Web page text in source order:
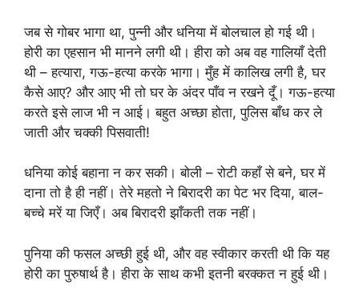
जब से गोबर भागा था, पुन्नी और धनिया में बोलचाल हो गई थी।
होरी का एहसान भी मानने लगी थी। हीरा को अब वह गालियाँ देती
थी – हत्यारा, गऊ-हत्या करके भागा। मुँह में कालिख लगी है, घर
कैसे आए? और आए भी तो घर के अंदर पाँव न रखने दूँ। गऊ-हत्या
करते इसे लाज भी न आई। बहुत अच्छा होता, पुलिस बाँध कर ले
जाती और चक्की पिसवाती!
धनिया कोई बहाना न कर सकी। बोली – रोटी कहाँ से बने, घर में
दाना तो है ही नहीं। तेरे महतो ने बिरादरी का पेट भर दिया, बाल-
बच्चे मरें या जिएँ। अब बिरादरी झाँकती तक नहीं।
पुनिया की फसल अच्छी हुई थी, और वह स्वीकार करती थी कि यह
होरी का पुरुषार्थ है। हीरा के साथ कभी इतनी बरक्कत न हुई थी।